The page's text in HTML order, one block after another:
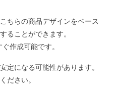
ちらの商品デザインをベース
ることができます。
作成可能です。
定になる可能性があります。
ださい。